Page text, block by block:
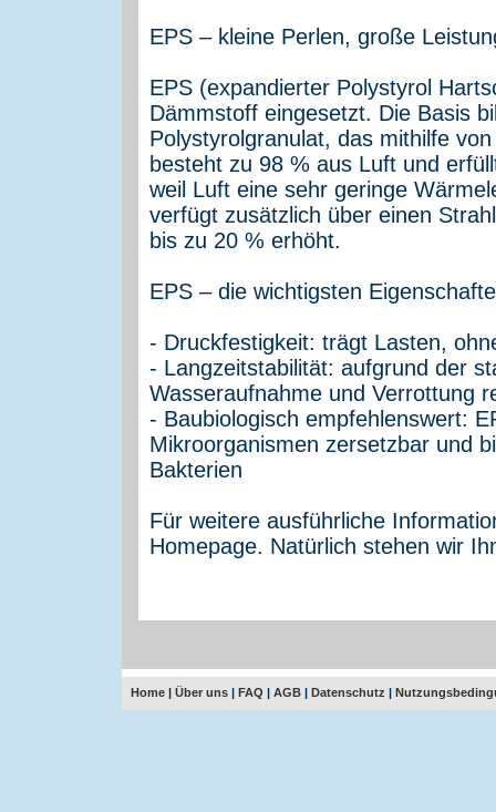
EPS – kleine Perlen, große
EPS (expandierter Polystyrol
Dämmstoff eingesetzt. Die Basis
Polystyrolgranulat, das mithilfe
besteht zu 98 % aus Luft und
weil Luft eine sehr geringe
verfügt zusätzlich über einen
bis zu 20 % erhöht.
EPS – die wichtigsten
- Druckfestigkeit: trägt Lasten,
- Langzeitstabilität: aufgrund der
Wasseraufnahme und Verrottung
- Baubiologisch empfehlenswert:
Mikroorganismen zersetzbar und
Bakterien
Für weitere ausführliche
Homepage. Natürlich stehen wir
Home | Über uns | FAQ | AGB | Datenschutz |